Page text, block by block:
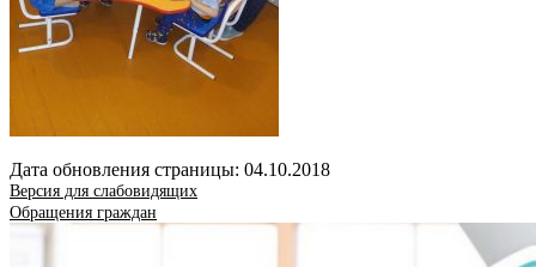
Дата обновления страницы: 04.10.2018
Версия для слабовидящих
Обращения граждан